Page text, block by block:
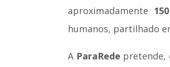
aproximadamente
humanos, partilhado
A ParaRede pretende,